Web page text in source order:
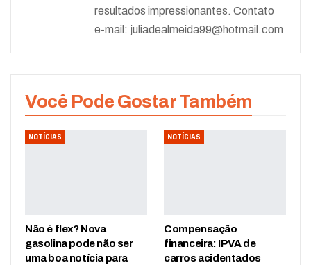
resultados impressionantes. Contato
e-mail: juliadealmeida99@hotmail.com
Você Pode Gostar Também
NOTÍCIAS
Não é flex? Nova
gasolina pode não ser
uma boa notícia para
NOTÍCIAS
Compensação
financeira: IPVA de
carros acidentados